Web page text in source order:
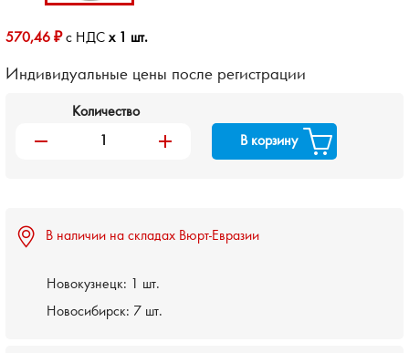
570,46 ₽с НДСx 1 шт.
Индивидуальные цены после регистрации
Количество
remove add В корзину
В наличии на складах Вюрт-Евразии
Новокузнецк:
1 шт.
Новосибирск: 7 шт.